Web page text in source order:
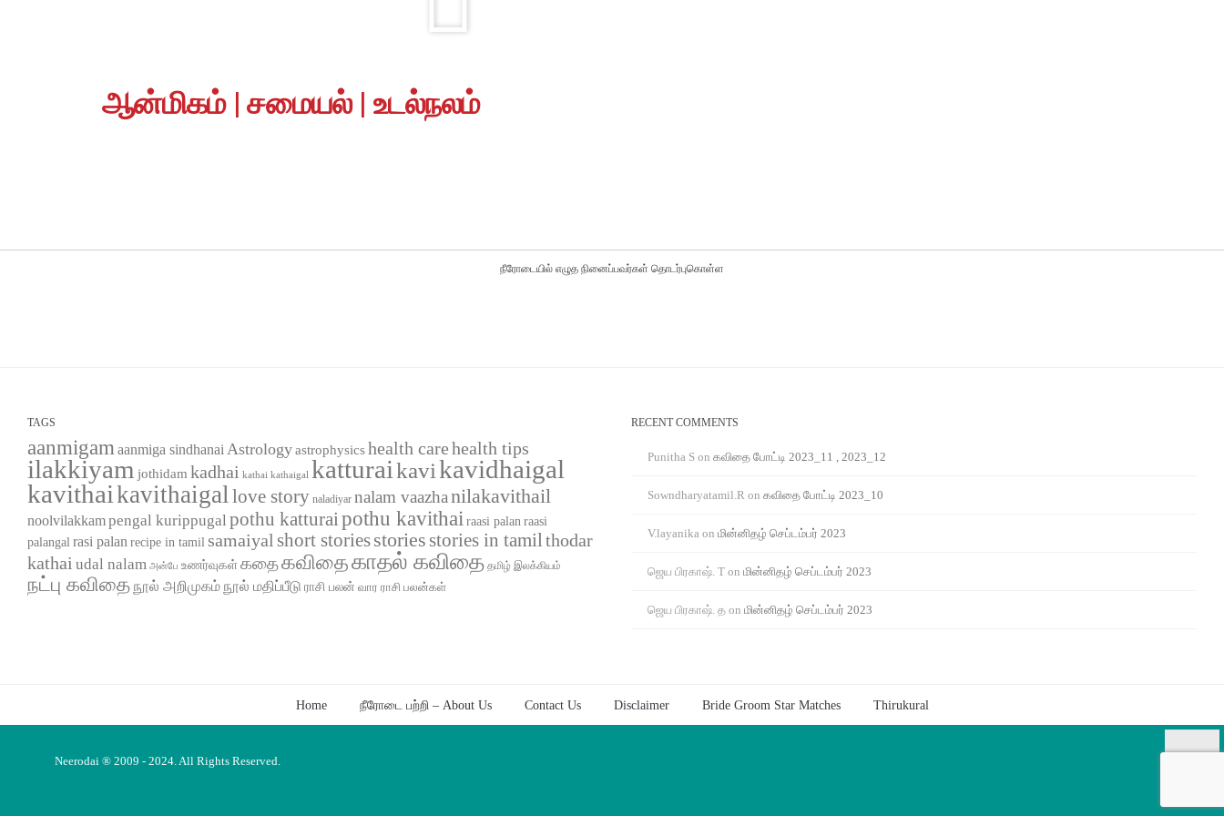
ஆன்மிகம் | சமையல் | உடல்நலம்
நீரோடையில் எழுத நினைப்பவர்கள் தொடர்புகொள்ள
TAGS
aanmigam aanmiga sindhanai Astrologyastrophysicshealth carehealth tips
ilakkiyam jothidam kadhai kathai kathaigal katturaikavikavidhaigal
kavithaikavithaigallove story naladiyar nalam vaazhanilakavithail
noolvilakkampengal kurippugal pothu katturaipothu kavithai raasi palan raasi
palangal rasi palan recipe in tamil samaiyal short storiesstories stories in tamilthodar
kathai udal nalam அன்பே உணர்வுகள் கதைகவிதைகாதல் கவிதை தமிழ் இலக்கியம்
நட்பு கவிதை நூல் அறிமுகம் நூல் மதிப்பீடு ராசி பலன் வார ராசி பலன்கள்
RECENT COMMENTS
Punitha Son கவிதை போட்டி 2023_11 , 2023_12
Sowndharyatamil.Ron கவிதை போட்டி 2023_10
V.layanikaon மின்னிதழ் செப்டம்பர் 2023
ஜெய பிரகாஷ். Ton மின்னிதழ் செப்டம்பர் 2023
ஜெய பிரகாஷ். தon மின்னிதழ் செப்டம்பர் 2023
Home நீரோடை பற்றி – About Us Contact Us Disclaimer Bride Groom Star Matches Thirukural
Neerodai ® 2009 - 2024. All Rights Reserved.